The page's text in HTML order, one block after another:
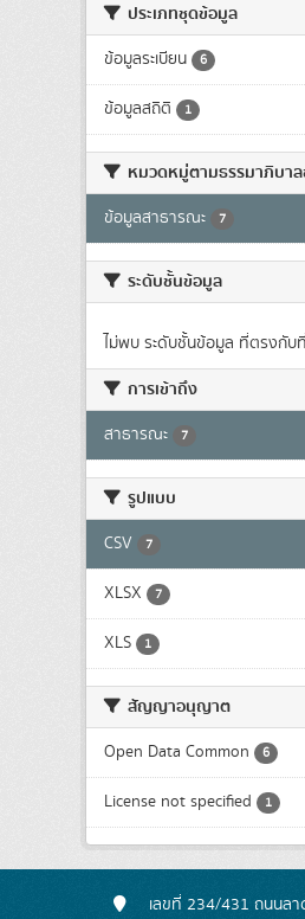
ประเภทชุดข้อมูล
ข้อมูลระเบียน 6
ข้อมูลสถิติ 1
หมวดหมู่ตามธรรมาภิบา
ข้อมูลสาธารณะ 7
ระดับชั้นข้อมูล
ไม่พบ ระดับชั้นข้อมูล ที่ตรงกับ
การเข้าถึง
สาธารณะ 7
รูปแบบ
CSV 7
XLSX 7
XLS 1
สัญญาอนุญาต
Open Data Common 6
License not specified 1
เลขที่ 234/431 ถนนล